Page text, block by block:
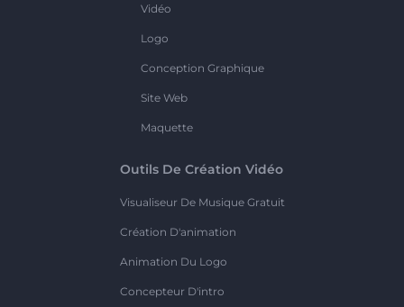
Vidéo
Logo
Conception Graphique
Site Web
Maquette
Outils De Création Vidéo
Visualiseur De Musique Gratuit
Création D'animation
Animation Du Logo
Concepteur D'intro